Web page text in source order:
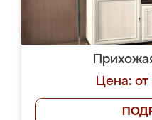
Цена: